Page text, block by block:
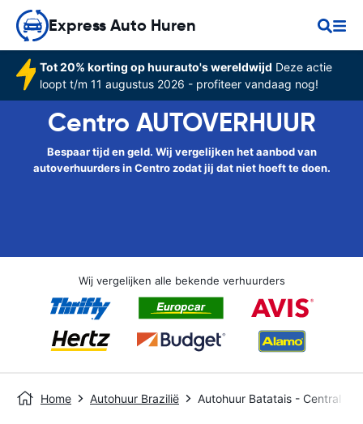
Express Auto Huren
Tot 20% korting op huurauto's wereldwijd Deze actie
loopt t/m 11 augustus 2026 - profiteer vandaag nog!
Centro AUTOVERHUUR
Bespaar tijd en geld. Wij vergelijken het aanbod van
autoverhuurders in Centro zodat jij dat niet hoeft te doen.
Wij vergelijken alle bekende verhuurders
Home Autohuur Brazilië Autohuur Batatais - Central